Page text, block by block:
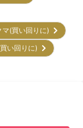
マ(買い回りに)
買い回りに)